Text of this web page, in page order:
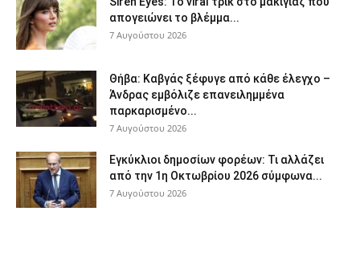
απογειώνει το βλέμμα...
7 Αυγούστου 2026
Θήβα: Καβγάς ξέφυγε από κάθε έλεγχο –
Άνδρας εμβόλιζε επανειλημμένα
παρκαρισμένο...
7 Αυγούστου 2026
Εγκύκλιοι δημοσίων φορέων: Τι αλλάζει
από την 1η Οκτωβρίου 2026 σύμφωνα...
7 Αυγούστου 2026